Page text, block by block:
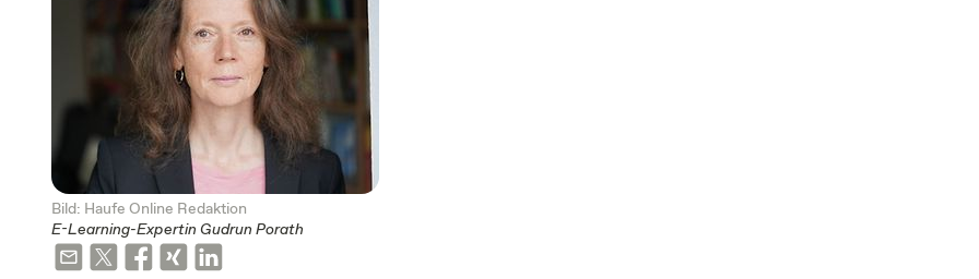
Bild: Haufe Online Redaktion
E-Learning-Expertin Gudrun Porath